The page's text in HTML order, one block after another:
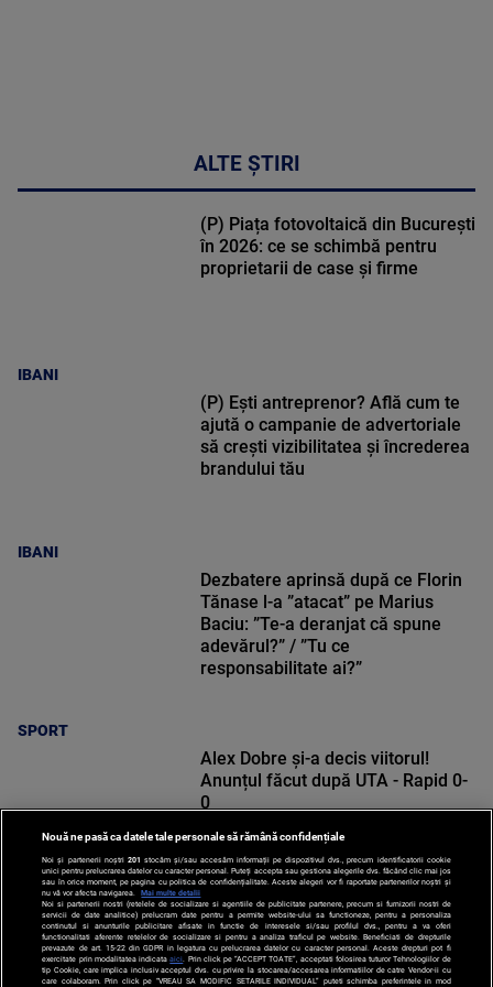
ALTE ȘTIRI
IBANI
(P) Piața fotovoltaică din București
în 2026: ce se schimbă pentru
proprietarii de case și firme
IBANI
(P) Ești antreprenor? Află cum te
ajută o campanie de advertoriale
să crești vizibilitatea și încrederea
brandului tău
SPORT
Dezbatere aprinsă după ce Florin
Tănase l-a ”atacat” pe Marius
Baciu: ”Te-a deranjat că spune
adevărul?” / ”Tu ce
responsabilitate ai?”
SPORT
Alex Dobre și-a decis viitorul!
Anunțul făcut după UTA - Rapid 0-
0
Nouă ne pasă ca datele tale personale să rămână confidențiale
Noi și partenerii noștri 201 stocăm și/sau accesăm informații pe dispozitivul dvs., precum identificatorii cookie
unici pentru prelucrarea datelor cu caracter personal. Puteți accepta sau gestiona alegerile dvs. făcând clic mai jos
sau în orice moment, pe pagina cu politica de confidențialitate. Aceste alegeri vor fi raportate partenerilor noștri și
nu vă vor afecta navigarea.
Mai multe detalii
Noi si partenerii nostri (retelele de socializare si agentiile de publicitate partenere, precum si furnizorii nostri de
servicii de date analitice) prelucram date pentru a permite website-ului sa functioneze, pentru a personaliza
continutul si anunturile publicitare afisate in functie de interesele si/sau profilul dvs., pentru a va oferi
functionalitati aferente retelelor de socializare si pentru a analiza traficul pe website. Beneficiati de drepturile
prevazute de art. 15-22 din GDPR in legatura cu prelucrarea datelor cu caracter personal. Aceste drepturi pot fi
exercitate prin modalitatea indicataaici . Prin click pe “ACCEPT TOATE”, acceptati folosirea tuturor Tehnologiilor de
tip Cookie, care implica inclusiv acceptul dvs. cu privire la stocarea/accesarea informatiilor de catre Vendor-ii cu
care colaboram. Prin click pe “VREAU SA MODIFIC SETARILE INDIVIDUAL” puteti schimba preferintele in mod